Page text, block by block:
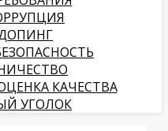
КАЧЕСТВА
УГОЛОК